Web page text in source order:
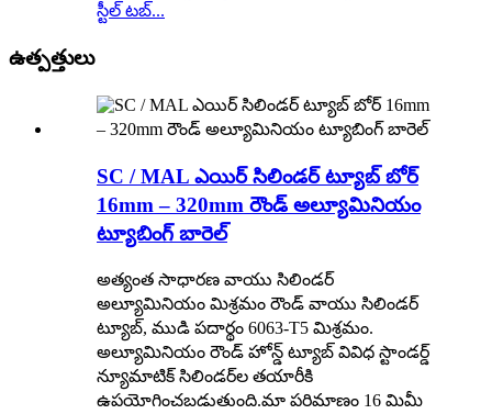
స్టీల్ టబ్...
ఉత్పత్తులు
SC / MAL ఎయిర్ సిలిండర్ ట్యూబ్ బోర్
16mm – 320mm రౌండ్ అల్యూమినియం
ట్యూబింగ్ బారెల్
అత్యంత సాధారణ వాయు సిలిండర్
అల్యూమినియం మిశ్రమం రౌండ్ వాయు సిలిండర్
ట్యూబ్, ముడి పదార్థం 6063-T5 మిశ్రమం.
అల్యూమినియం రౌండ్ హోన్డ్ ట్యూబ్ వివిధ స్టాండర్డ్
న్యూమాటిక్ సిలిండర్‌ల తయారీకి
ఉపయోగించబడుతుంది.మా పరిమాణం 16 మిమీ